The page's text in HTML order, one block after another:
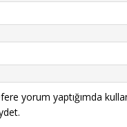
yorum yaptığımda